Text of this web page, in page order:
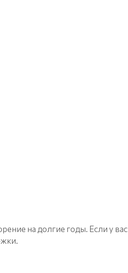
на долгие годы. Если у вас